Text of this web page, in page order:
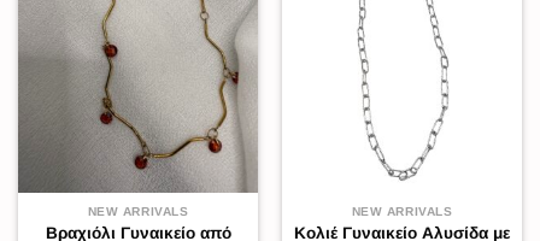
NEW ARRIVALS
Βραχιόλι Γυναικείο από
NEW ARRIVALS
Κολιέ Γυναικείο Αλυσίδα με